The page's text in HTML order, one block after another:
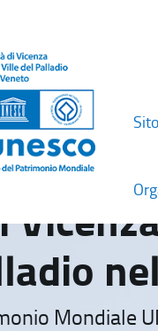
Mondiale